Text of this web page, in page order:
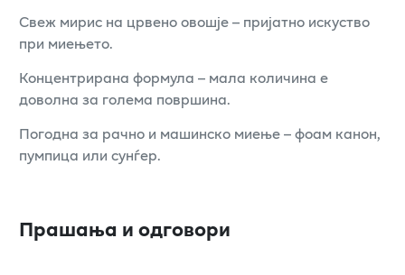
Свеж мирис на црвено овошје – пријатно искуство
при миењето.
Концентрирана формула – мала количина е
доволна за голема површина.
Погодна за рачно и машинско миење – фоам канон,
пумпица или сунѓер.
Прашања и одговори